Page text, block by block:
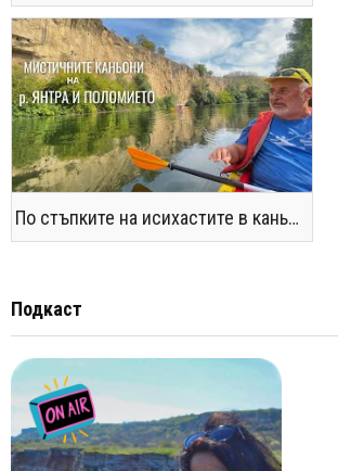
По стъпките на исихастите в каньоните на р. Янтра и Поломието
Подкаст